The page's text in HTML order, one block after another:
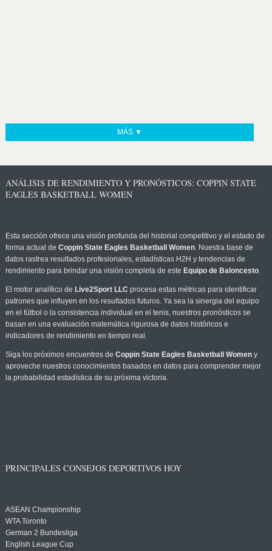
MÁS ▼
ANÁLISIS DE RENDIMIENTO Y PRONÓSTICOS: COPPIN STATE
EAGLES BASKETBALL WOMEN
Esta sección ofrece una visión profunda del historial competitivo y el estado de
forma actual de Coppin State Eagles Basketball Women. Nuestra base de
datos rastrea resultados profesionales, estadísticas H2H y tendencias de
rendimiento para brindar una visión completa de este Equipo de Baloncesto.
El motor analítico de Live2Sport LLC procesa estas métricas para identificar
patrones que influyen en los resultados futuros. Ya sea la sinergia del equipo
en el fútbol o la consistencia individual en el tenis, nuestros pronósticos se
basan en una evaluación matemática rigurosa de datos históricos e
indicadores de rendimiento en tiempo real.
Siga los próximos encuentros de Coppin State Eagles Basketball Womeny
aproveche nuestros conocimientos basados en datos para comprender mejor
la probabilidad estadística de su próxima victoria.
PRINCIPALES CONSEJOS DEPORTIVOS HOY
ASEAN Championship
WTA Toronto
German 2 Bundesliga
English League Cup